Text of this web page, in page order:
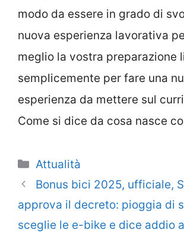
modo da essere in grado di
nuova esperienza lavorativa
meglio la vostra preparazione
semplicemente per fare una
esperienza da mettere sul
Come si dice da cosa nasce
Categorie
Attualità
Bonus bici 2025, ufficiale,
approva il decreto: pioggia di
sceglie le e-bike e dice addio